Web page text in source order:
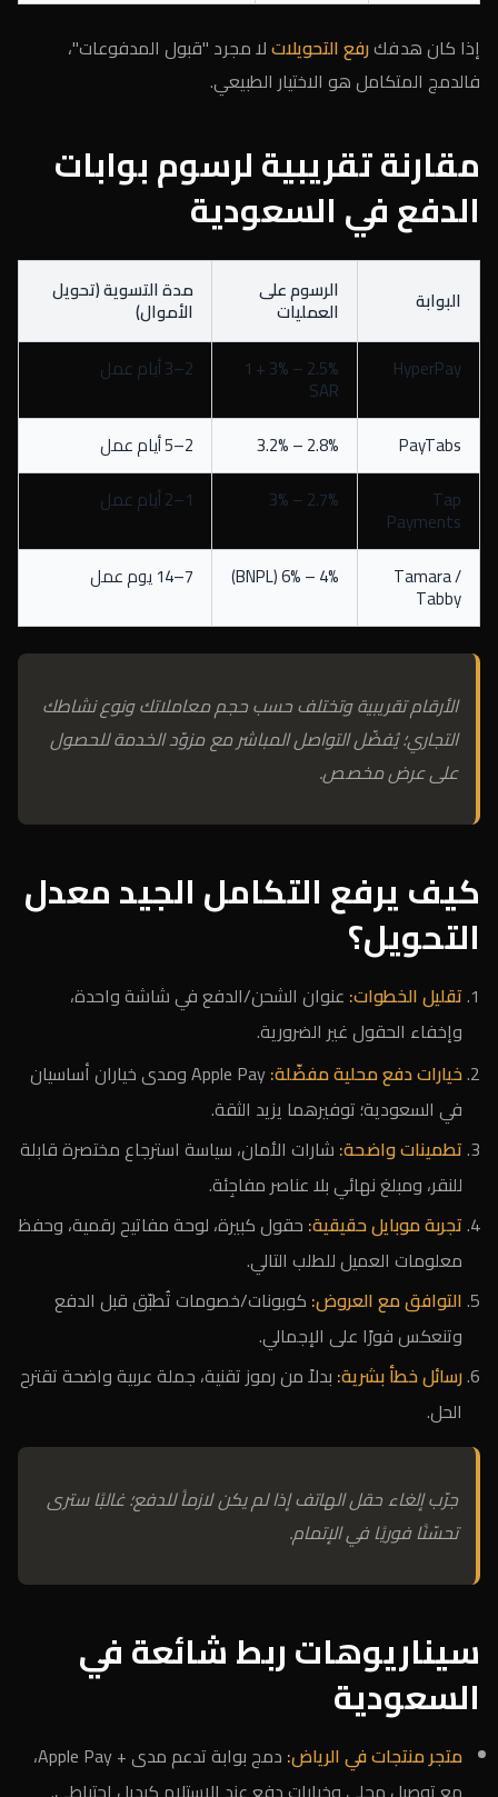
إذا كان هدفكرفع التحويلاتلا مجرد "قبول المدفوعات"،
فالدمج المتكامل هو الاختيار الطبيعي.
مقارنة تقريبية لرسوم بوابات
الدفع في السعودية
البوابة الرسوم على
العمليات
مدة التسوية (تحويل
الأموال)
HyperPay
2.5% – 3% + 1
SAR
2–3 أيام عمل
PayTabs
2.8% – 3.2%
2–5 أيام عمل
Tap
Payments
2.7% – 3% 1–2 أيام عمل
Tamara /
Tabby
4% – 6% (BNPL) 7–14 يوم عمل
الأرقام تقريبية وتختلف حسب حجم معاملاتك ونوع نشاطك
التجاري؛ يُفضّل التواصل المباشر مع مزوّد الخدمة للحصول
على عرض مخصص.
كيف يرفع التكامل الجيد معدل
التحويل؟
تقليل الخطوات: عنوان الشحن/الدفع في شاشة واحدة،
وإخفاء الحقول غير الضرورية.
خيارات دفع محلية مفضّلة:
Apple Pay ومدى خياران أساسيان
في السعودية؛ توفيرهما يزيد الثقة.
تطمينات واضحة: شارات الأمان، سياسة استرجاع مختصرة قابلة
للنقر، ومبلغ نهائي بلا عناصر مفاجِئة.
تجربة موبايل حقيقية: حقول كبيرة، لوحة مفاتيح رقمية، وحفظ
معلومات العميل للطلب التالي.
التوافق مع العروض: كوبونات/خصومات تُطبّق قبل الدفع
وتنعكس فورًا على الإجمالي.
رسائل خطأ بشرية: بدلاً من رموز تقنية، جملة عربية واضحة تقترح
الحل.
جرّب إلغاء حقل الهاتف إذا لم يكن لازماً للدفع؛ غالبًا سترى
تحسّنًا فوريًا في الإتمام.
سيناريوهات ربط شائعة في
السعودية
متجر منتجات في الرياض:
دمج بوابة تدعم مدى + Apple Pay،